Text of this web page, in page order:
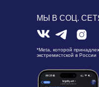
МЫ В СОЦ.
*Meta, которой
экстремистской в России